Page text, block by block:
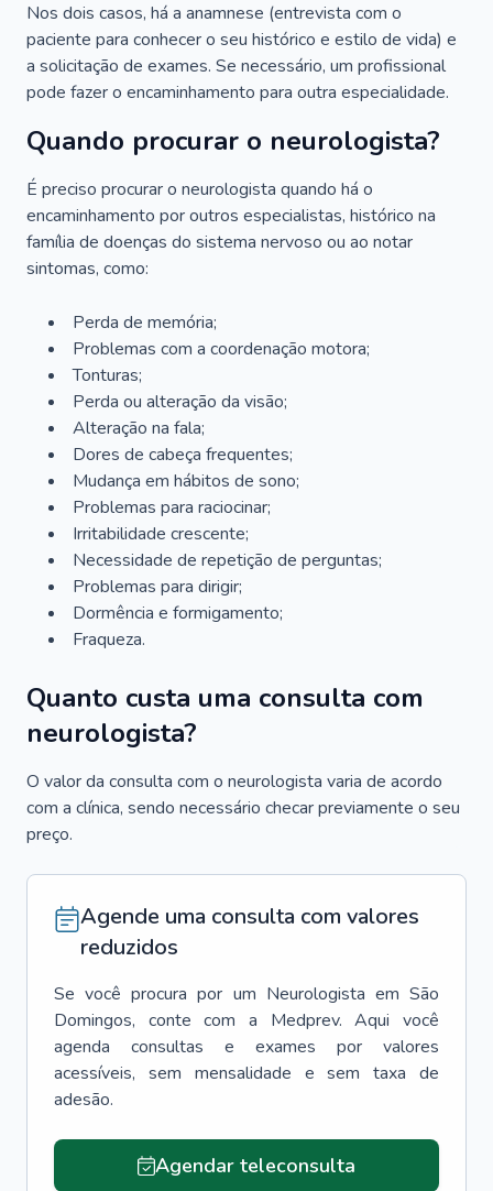
Nos dois casos, há a anamnese (entrevista com o
paciente para conhecer o seu histórico e estilo de vida) e
a solicitação de exames. Se necessário, um profissional
pode fazer o encaminhamento para outra especialidade.
Quando procurar o neurologista?
É preciso procurar o neurologista quando há o
encaminhamento por outros especialistas, histórico na
família de doenças do sistema nervoso ou ao notar
sintomas, como:
Perda de memória;
Problemas com a coordenação motora;
Tonturas;
Perda ou alteração da visão;
Alteração na fala;
Dores de cabeça frequentes;
Mudança em hábitos de sono;
Problemas para raciocinar;
Irritabilidade crescente;
Necessidade de repetição de perguntas;
Problemas para dirigir;
Dormência e formigamento;
Fraqueza.
Quanto custa uma consulta com
neurologista?
O valor da consulta com o neurologista varia de acordo
com a clínica, sendo necessário checar previamente o seu
preço.
Agende uma consulta com valores
reduzidos
Se você procura por um Neurologista em São
Domingos, conte com a Medprev. Aqui você
agenda consultas e exames por valores
acessíveis, sem mensalidade e sem taxa de
adesão.
Agendar teleconsulta